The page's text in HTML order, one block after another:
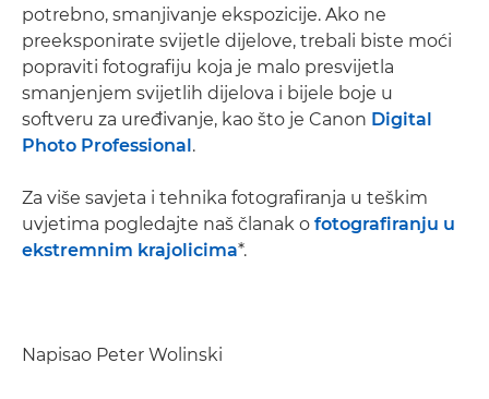
potrebno, smanjivanje ekspozicije. Ako ne
preeksponirate svijetle dijelove, trebali biste moći
popraviti fotografiju koja je malo presvijetla
smanjenjem svijetlih dijelova i bijele boje u
softveru za uređivanje, kao što je Canon Digital
Photo Professional.
Za više savjeta i tehnika fotografiranja u teškim
uvjetima pogledajte naš članak o fotografiranju u
ekstremnim krajolicima*.
Napisao Peter Wolinski